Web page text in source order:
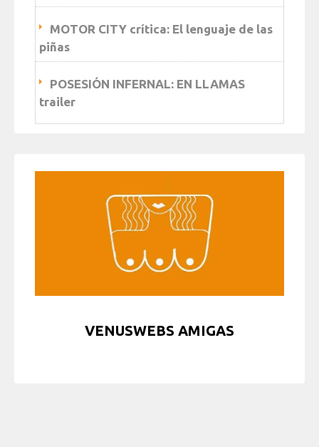
MOTOR CITY crítica: El lenguaje de las
piñas
POSESIÓN INFERNAL: EN LLAMAS
trailer
VENUSWEBS AMIGAS